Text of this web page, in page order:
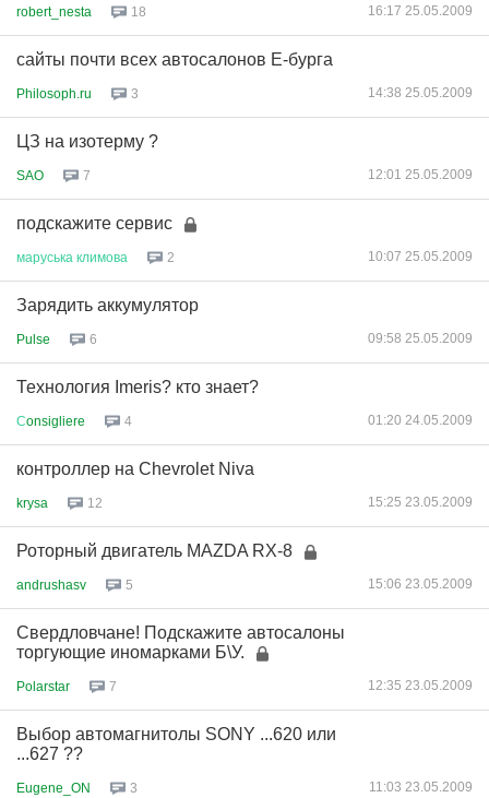
robert_nesta 18 16:17 25.05.2009
сайты почти всех автосалонов Е-бурга
Philosoph.ru 3 14:38 25.05.2009
ЦЗ на изотерму ?
SAO 7 12:01 25.05.2009
подскажите сервис
маруська климова 2 10:07 25.05.2009
Зарядить аккумулятор
Pulse 6 09:58 25.05.2009
Технология Imeris? кто знает?
Сonsigliere 4 01:20 24.05.2009
контроллер на Chevrolet Niva
krysa 12 15:25 23.05.2009
Роторный двигатель MAZDA RX-8
andrushasv 5 15:06 23.05.2009
Свердловчане! Подскажите автосалоны
торгующие иномарками Б\У.
Polarstar 7 12:35 23.05.2009
Выбор автомагнитолы SONY ...620 или
...627 ??
Eugene_ON 3 11:03 23.05.2009